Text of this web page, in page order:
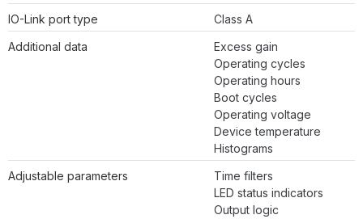
IO-Link port type
Class A
Additional data
Excess gain
Operating cycles
Operating hours
Boot cycles
Operating voltage
Device temperature
Histograms
Adjustable parameters
Time filters
LED status indicators
Output logic